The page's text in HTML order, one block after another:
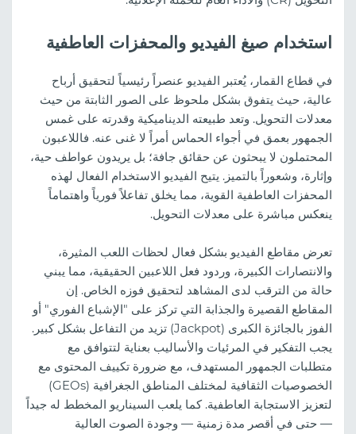
استخدام صيغ الفيديو والمحفزات العاطفية
في قطاع القمار، يُعتبر الفيديو عنصراً رئيسياً لتحقيق أرباح
عالية، حيث يتفوق بشكل ملحوظ على الصور الثابتة من حيث
معدلات التحويل. وتعد طبيعته الديناميكية وقدرته على غمس
الجمهور بعمق في أجواء الحماس أمراً لا غنى عنه. فاللاعبون
المحتملون لا يبحثون عن حقائق جافة؛ بل يريدون عواطف حية،
وإثارة، وشعوراً بالتميز. يتيح الفيديو الاستخدام الفعال لهذه
المحفزات العاطفية القوية، مما يخلق تفاعلاً فورياً واهتماماً
ينعكس مباشرة على معدلات التحويل.
تعرض مقاطع الفيديو بشكل فعال لحظات اللعب المثيرة،
والانتصارات الكبيرة، وردود فعل اللاعبين الحقيقية، مما يبني
حالة من الترقب لدى المشاهد لتحقيق فوزه الخاص. إن
المقاطع القصيرة والجذابة التي تركز على "الإشباع الفوري" أو
الفوز بالجائزة الكبرى (Jackpot) تزيد من التفاعل بشكل كبير.
يجب التفكير في المرئيات والأساليب بعناية لتتوافق مع
متطلبات الجمهور المستهدف، مع ضرورة تكييف المحتوى مع
الخصوصيات الثقافية لمختلف المناطق الجغرافية (GEOs)
لتعزيز الاستجابة العاطفية. كما يلعب السيناريو المخطط له جيداً
— حتى في أقصر مدة زمنية — وجودة الصوت العالية